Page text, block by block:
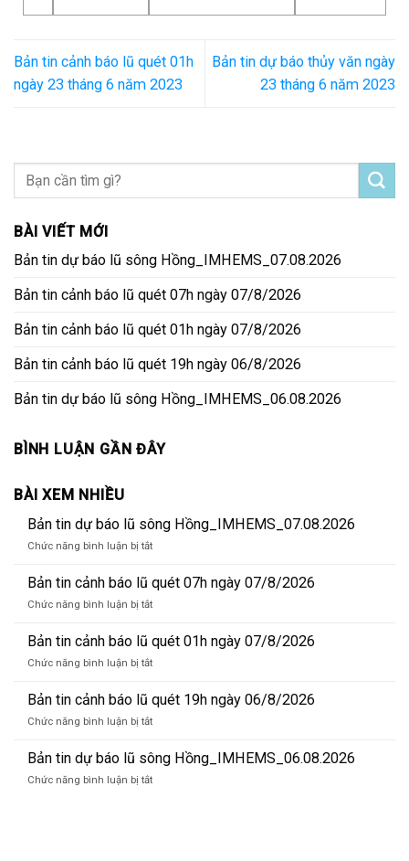
Bản tin cảnh báo lũ quét 01h
ngày 23 tháng 6 năm 2023
Bản tin dự báo thủy văn ngày
23 tháng 6 năm 2023
BÀI VIẾT MỚI
Bản tin dự báo lũ sông Hồng_IMHEMS_07.08.2026
Bản tin cảnh báo lũ quét 07h ngày 07/8/2026
Bản tin cảnh báo lũ quét 01h ngày 07/8/2026
Bản tin cảnh báo lũ quét 19h ngày 06/8/2026
Bản tin dự báo lũ sông Hồng_IMHEMS_06.08.2026
BÌNH LUẬN GẦN ĐÂY
BÀI XEM NHIỀU
Bản tin dự báo lũ sông Hồng_IMHEMS_07.08.2026
Chức năng bình luận bị tắtở
tin
dự
báo
sông
Hồng_IMHEMS_07.08.2026
Bản tin cảnh báo lũ quét 07h ngày 07/8/2026
Chức năng bình luận bị tắtở
tin
cảnh
báo
quét
07h
07/8/2026
Bản tin cảnh báo lũ quét 01h ngày 07/8/2026
Chức năng bình luận bị tắtở
tin
cảnh
báo
quét
01h
Bản tin cảnh báo lũ quét 19h ngày 06/8/2026
Chức năng bình luận bị tắtở
tin
cảnh
báo
Bản tin dự báo lũ sông Hồng_IMHEMS_06.08.2026
Chức năng bình luận bị tắtở